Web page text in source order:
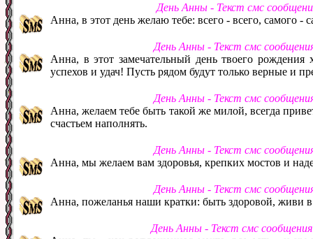
День Анны - Текст смс
Анна, в этот день желаю тебе: всего - всего, самого -
День Анны - Текст смс
Анна, в этот замечательный день твоего
успехов и удач! Пусть рядом будут только верные и
День Анны - Текст смс
Анна, желаем тебе быть такой же милой, всегда
счастьем наполнять.
День Анны - Текст смс
Анна, мы желаем вам здоровья, крепких мостов и
День Анны - Текст смс
Анна, пожеланья наши кратки: быть здоровой, живи в
День Анны - Текст смс